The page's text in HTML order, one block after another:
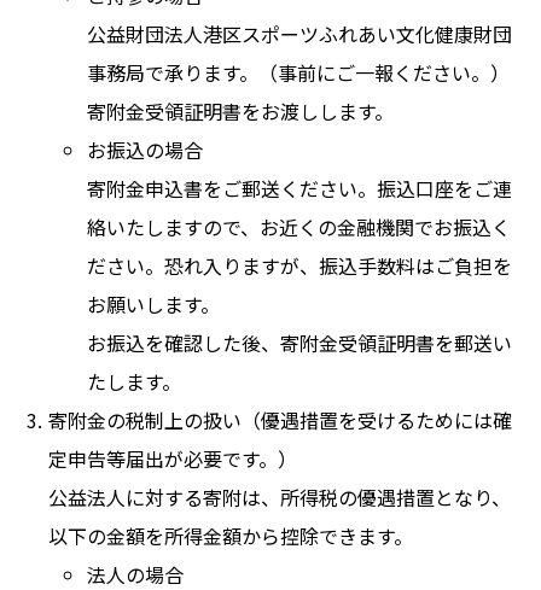
公益財団法人港区スポーツふれあい文化健康財団
事務局で承ります。（事前にご一報ください。）
寄附金受領証明書をお渡しします。
お振込の場合
寄附金申込書をご郵送ください。振込口座をご連
絡いたしますので、お近くの金融機関でお振込く
ださい。恐れ入りますが、振込手数料はご負担を
お願いします。
お振込を確認した後、寄附金受領証明書を郵送い
たします。
寄附金の税制上の扱い（優遇措置を受けるためには確
定申告等届出が必要です。）
公益法人に対する寄附は、所得税の優遇措置となり、
以下の金額を所得金額から控除できます。
法人の場合